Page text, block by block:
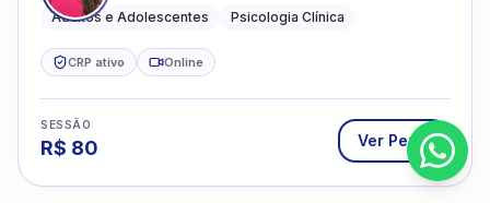
Adultos e Adolescentes Psicologia Clínica
CRP ativo Online
SESSÃO
R$ 80 Ver Perfil